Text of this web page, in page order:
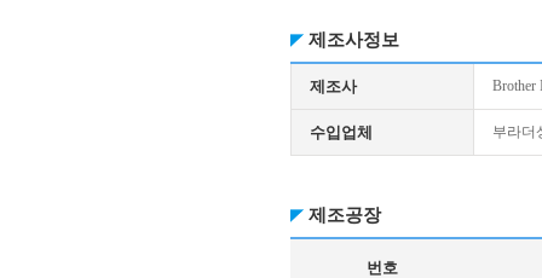
제조사정보
제조사 Brother
수입업체 부라더
제조공장
번호